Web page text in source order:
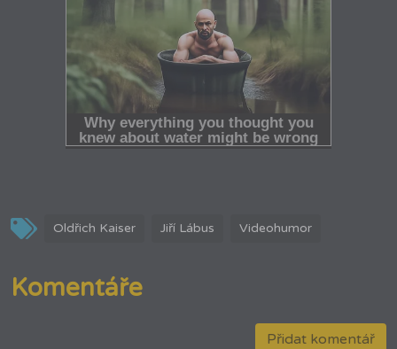
Oldřich Kaiser Jiří Lábus Videohumor
Komentáře
Přidat komentář